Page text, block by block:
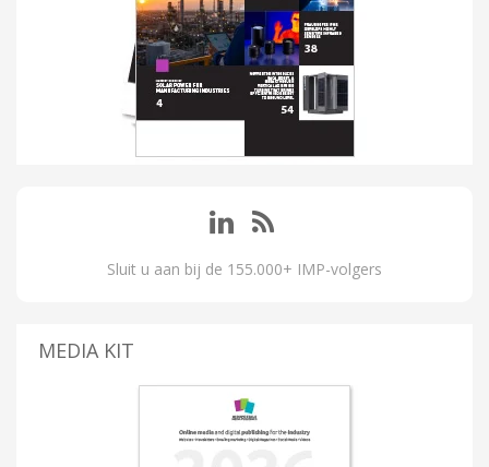
Sluit u aan bij de 155.000+ IMP-volgers
MEDIA KIT